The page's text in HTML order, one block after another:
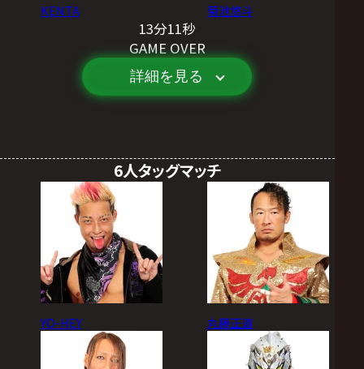
KENTA 菊池悠斗
13分11秒
GAME OVER
詳細を見る
6人タッグマッチ
YO-HEY 丸藤正道